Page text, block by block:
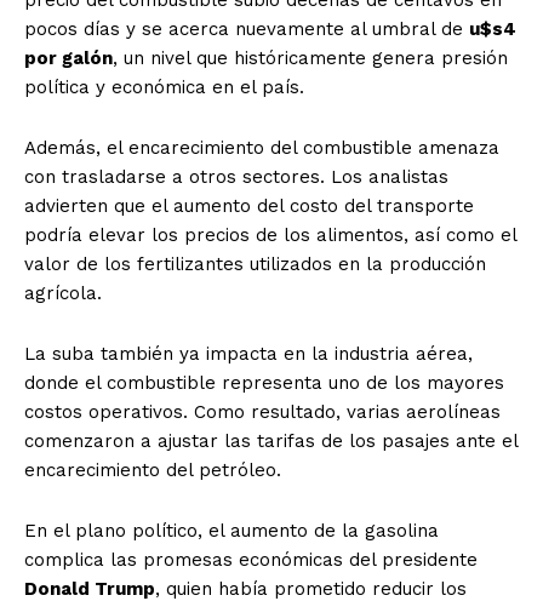
pocos días y se acerca nuevamente al umbral de u$s4
por galón, un nivel que históricamente genera presión
política y económica en el país.
Además, el encarecimiento del combustible amenaza
con trasladarse a otros sectores. Los analistas
advierten que el aumento del costo del transporte
podría elevar los precios de los alimentos, así como el
valor de los fertilizantes utilizados en la producción
agrícola.
La suba también ya impacta en la industria aérea,
donde el combustible representa uno de los mayores
costos operativos. Como resultado, varias aerolíneas
comenzaron a ajustar las tarifas de los pasajes ante el
encarecimiento del petróleo.
En el plano político, el aumento de la gasolina
complica las promesas económicas del presidente
Donald Trump, quien había prometido reducir los